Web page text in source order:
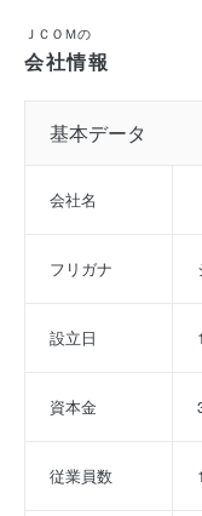
ＪＣＯＭの
会社情報
基本データ
会社名
フリガナ
設立日
資本金
従業員数